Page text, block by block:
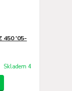
450 '05-
Skladem 4